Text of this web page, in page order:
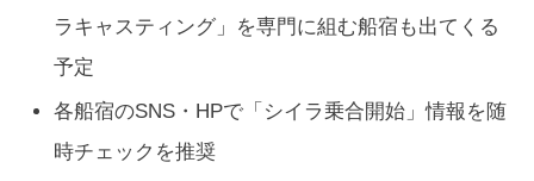
ラキャスティング」を専門に組む船宿も出てくる
予定
各船宿のSNS・HPで「シイラ乗合開始」情報を随
時チェックを推奨